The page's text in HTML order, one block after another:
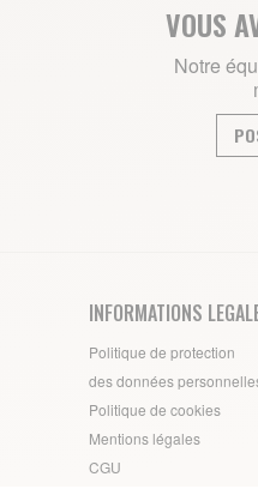
VOUS
Notre
INFORMATIONS
Politique de protection
des données
Politique de cookies
Mentions légales
CGU